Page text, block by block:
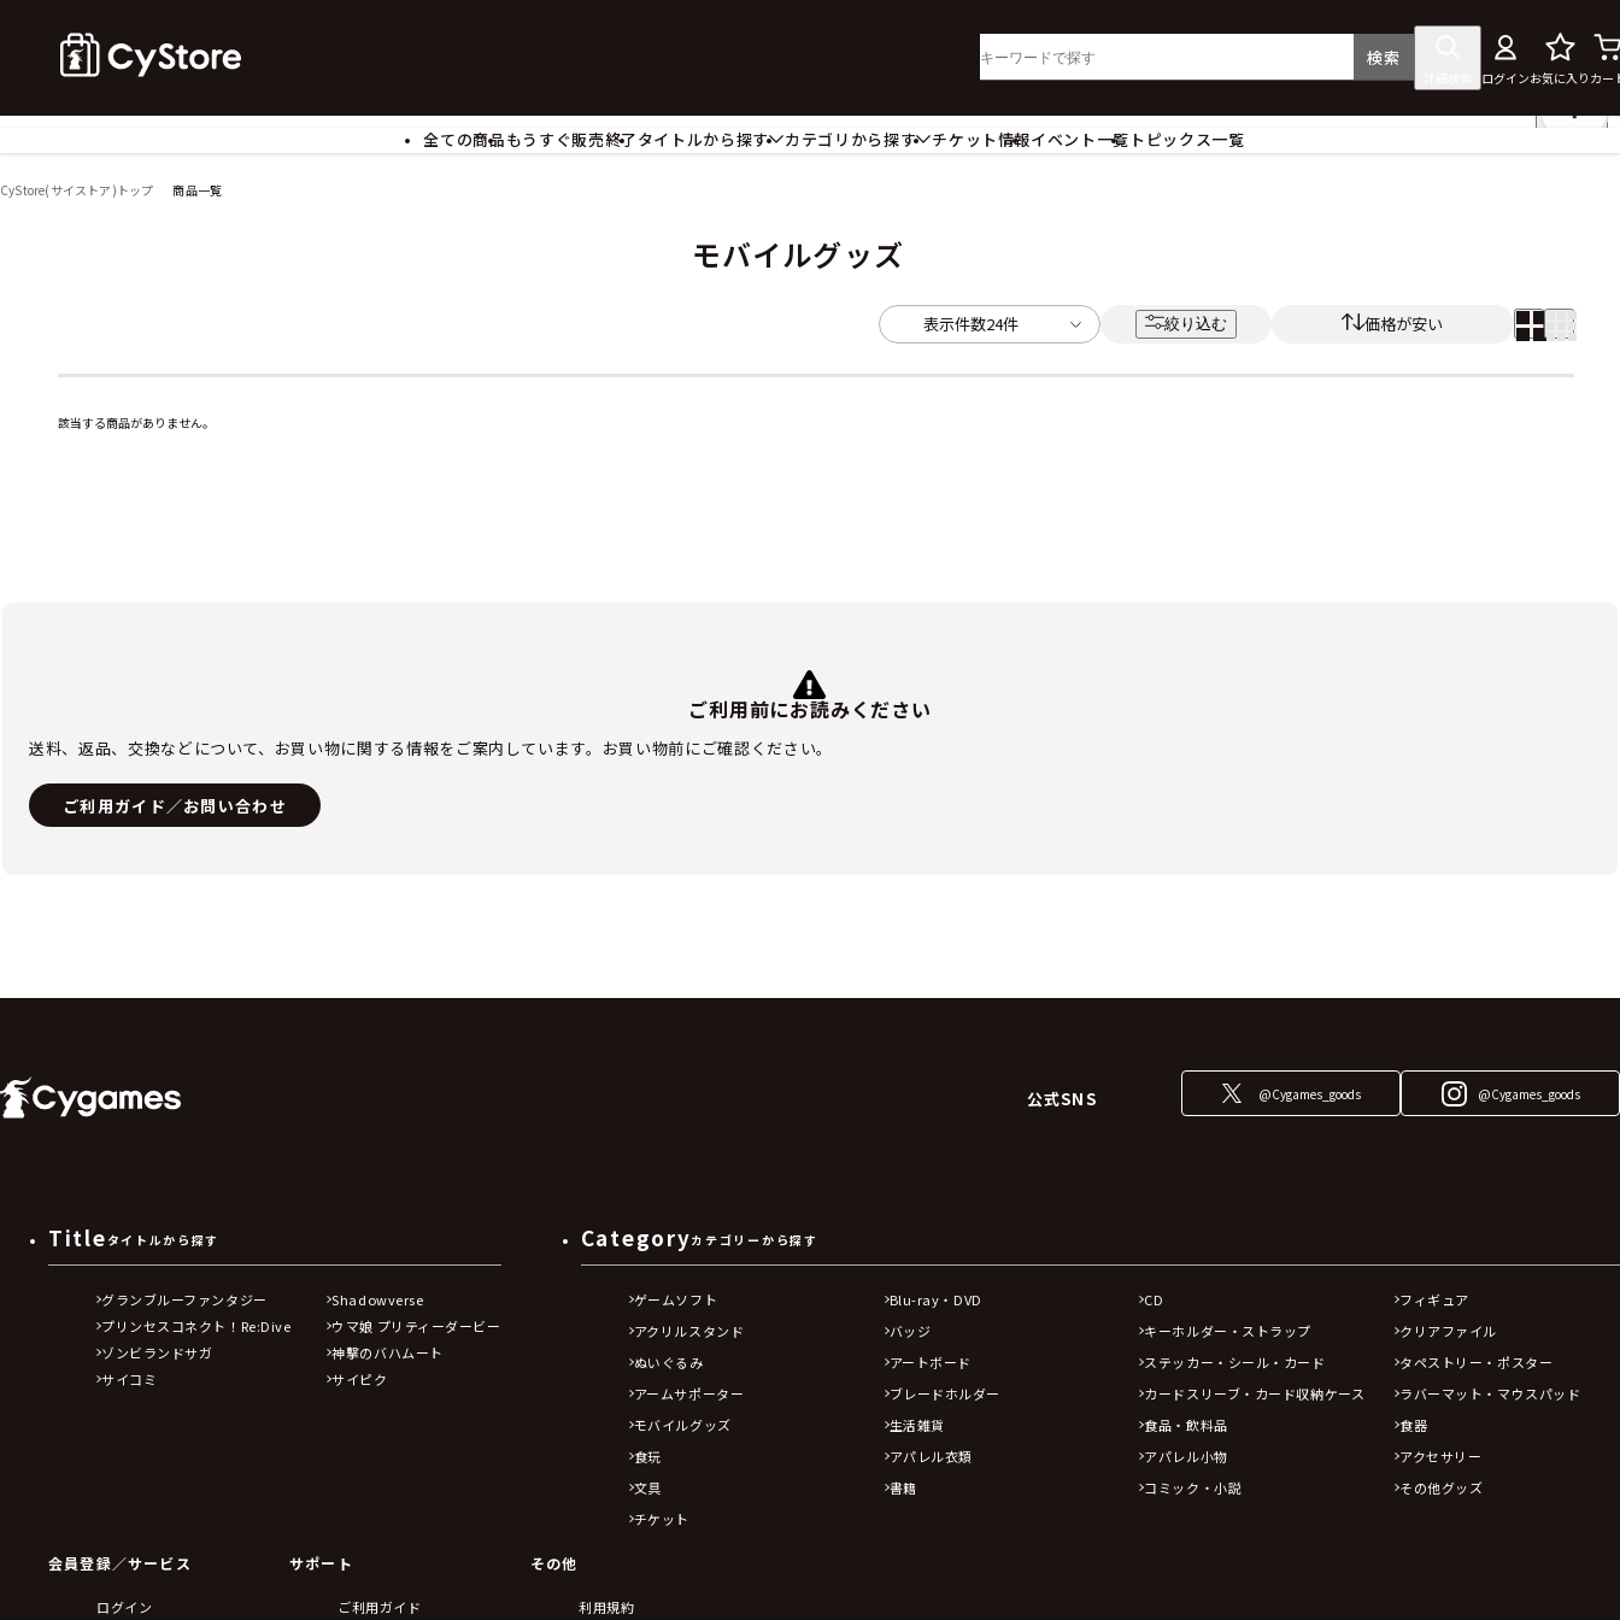
検索
ログインお気に入り カー
全ての商品もうすぐ販売終了タイトルから探す
カテゴリから探す
アクリルスタンド
カードスリーブ・カード収納ケース
アパレル小物
アクセサリー
チケット情報イベント一覧 トピックス一覧
CyStore(サイストア)トップ 商品一覧
モバイルグッズ
表示件数24件 絞り込む 価格が安い
該当する商品がありません。
ご利用前にお読みください
送料、返品、交換などについて、お買い物に関する情報をご案内しています。お買い物前にご確認ください。
ご利用ガイド／お問い合わせ
公式SNS @Cygames_goods @Cygames_goods
Title タイトルから探す
グランブルーファンタジー
Shadowverse
プリンセスコネクト！Re:Dive
ウマ娘 プリティーダービー
ゾンビランドサガ
神撃のバハムート
サイコミ
サイピク
Categoryカテゴリーから探す
ゲームソフト Blu-ray・DVD CD
フィギュア
アクリルスタンド
バッジ キーホルダー・ストラップ
クリアファイル
ぬいぐるみ
アートボード ステッカー・シール・カード
タペストリー・ポスター
アームサポーター
ブレードホルダー カードスリーブ・カード収納ケース
ラバーマット・マウスパッド
モバイルグッズ
生活雑貨 食品・飲料品
食器
食玩
アパレル衣類 アパレル小物
アクセサリー
文具
書籍 コミック・小説
その他グッズ
チケット
会員登録／サービス
ログイン
サポート
ご利用ガイド
その他
利用規約